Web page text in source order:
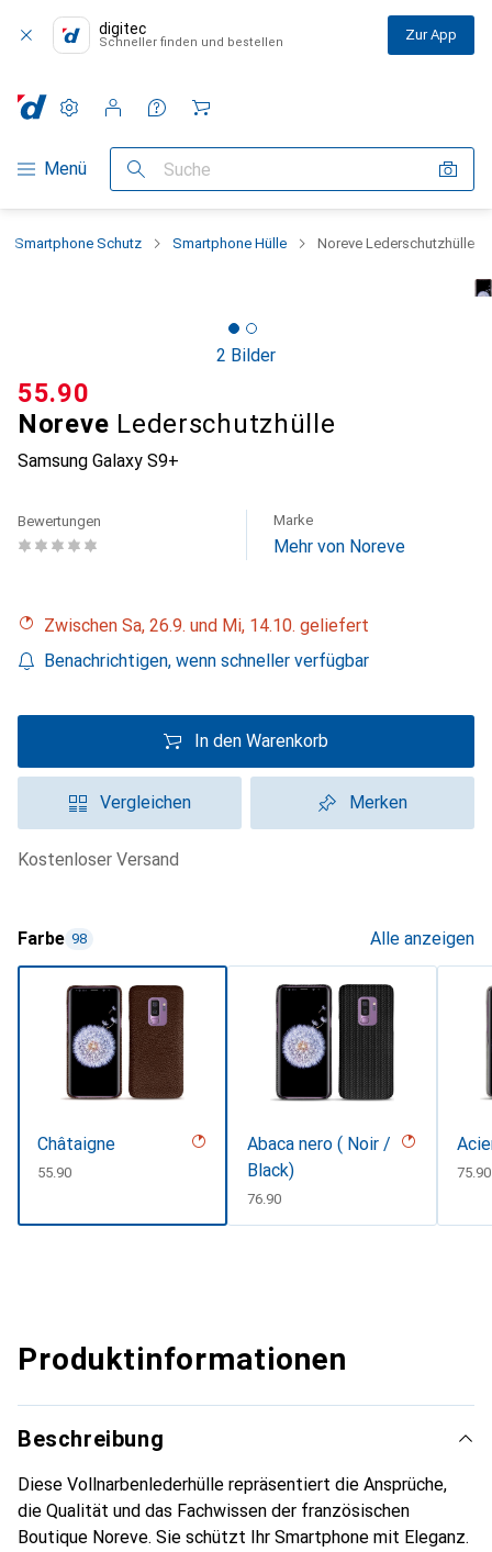
digitec
Schneller finden und bestellen Zur App
Navigation nach Kategorien
Menü Suche
Einstellungen
Kundenkonto
Vergleichslisten
Merklisten
Warenkorb
Smartphone Schutz Smartphone Hülle Noreve Lederschutzhülle
2 Bilder
Noreve Lederschutzhülle
Samsung Galaxy S9+
CHF
55.90
Bewertungen Marke
Mehr von Noreve
Zwischen Sa, 26.9. und Mi, 14.10. geliefert
Benachrichtigen, wenn schneller verfügbar
In den Warenkorb
Vergleichen Merken
kostenloser Versand
Farbe 98 Alle anzeigen
Châtaigne
CHF
55.90
Abaca nero ( Noir /
Black)
CHF
76.90
CHF
75.90
Produktinformationen
Beschreibung
Diese Vollnarbenlederhülle repräsentiert die Ansprüche,
die Qualität und das Fachwissen der französischen
Boutique Noreve. Sie schützt Ihr Smartphone mit Eleganz.